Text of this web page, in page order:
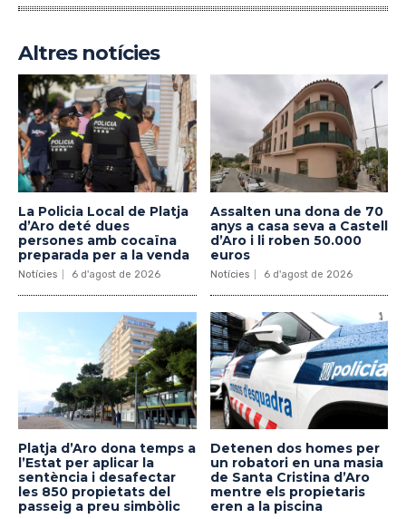
Altres notícies
La Policia Local de Platja
d’Aro deté dues
persones amb cocaïna
preparada per a la venda
Notícies 6 d'agost de 2026
Assalten una dona de 70
anys a casa seva a Castell
d’Aro i li roben 50.000
euros
Notícies 6 d'agost de 2026
Platja d’Aro dona temps a
l’Estat per aplicar la
sentència i desafectar
les 850 propietats del
passeig a preu simbòlic
Detenen dos homes per
un robatori en una masia
de Santa Cristina d’Aro
mentre els propietaris
eren a la piscina